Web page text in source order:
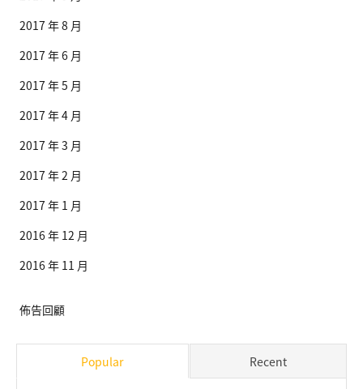
2017 年 8 月
2017 年 6 月
2017 年 5 月
2017 年 4 月
2017 年 3 月
2017 年 2 月
2017 年 1 月
2016 年 12 月
2016 年 11 月
佈告回顧
Popular Recent